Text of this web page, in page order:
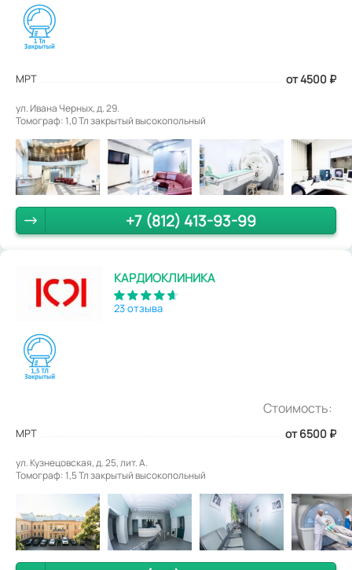
МРТ от 4500 ₽
ул. Ивана Черных, д. 29.
Томограф: 1,0 Тл закрытый высокопольный
+7 (812) 413-93-99
КАРДИОКЛИНИКА
23 отзыва
Стоимость:
МРТ от 6500 ₽
ул. Кузнецовская, д. 25, лит. А.
Томограф: 1,5 Тл закрытый высокопольный